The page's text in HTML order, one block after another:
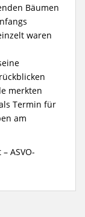
Bäumen
waren
merkten
Termin für
am
ASVO-